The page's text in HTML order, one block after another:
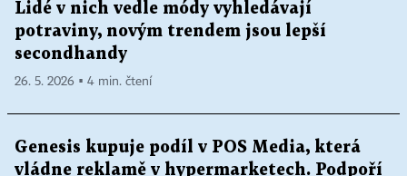
Lidé v nich vedle módy vyhledávají
potraviny, novým trendem jsou lepší
secondhandy
26. 5. 2026 ▪ 4 min. čtení
Genesis kupuje podíl v POS Media, která
vládne reklamě v hypermarketech. Podpoří